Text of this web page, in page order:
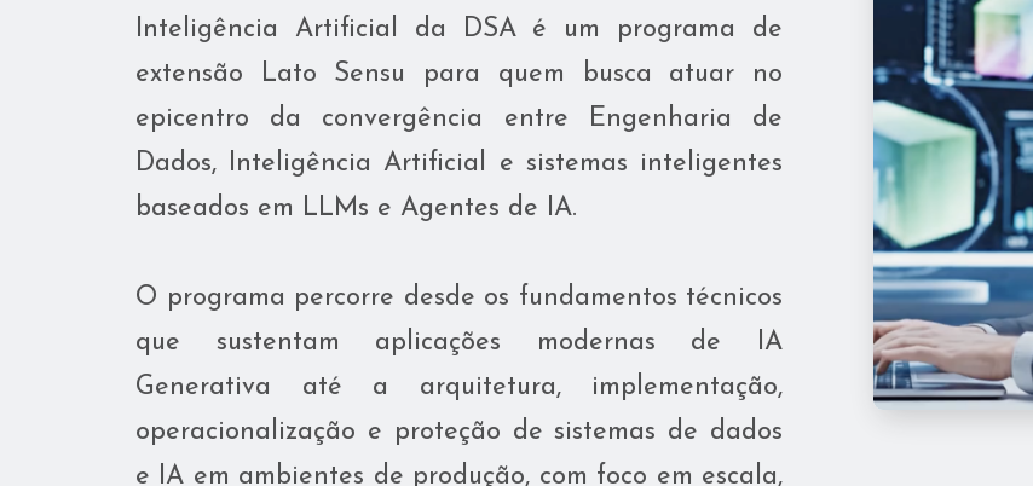
Inteligência Artificial da DSA é um programa de
extensão Lato Sensu para quem busca atuar no
epicentro da convergência entre Engenharia de
Dados, Inteligência Artificial e sistemas inteligentes
baseados em LLMs e Agentes de IA.
O programa percorre desde os fundamentos técnicos
que sustentam aplicações modernas de IA
Generativa até a arquitetura, implementação,
operacionalização e proteção de sistemas de dados
e IA em ambientes de produção, com foco em escala,